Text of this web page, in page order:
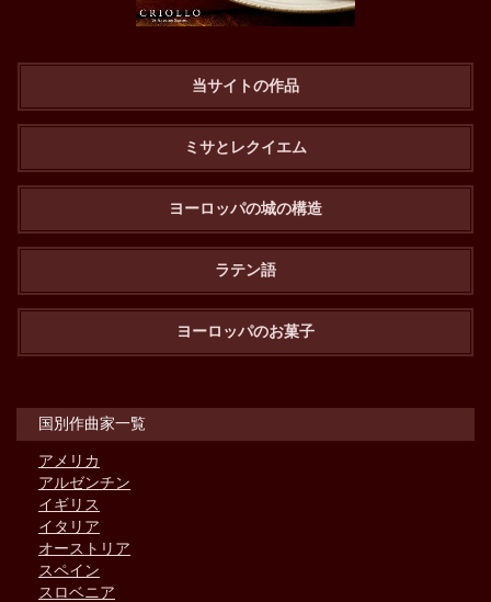
当サイトの作品
ミサとレクイエム
ヨーロッパの城の構造
ラテン語
ヨーロッパのお菓子
国別作曲家一覧
アメリカ
アルゼンチン
イギリス
イタリア
オーストリア
スペイン
スロベニア